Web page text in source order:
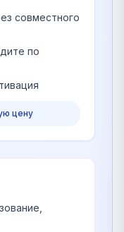
совместного
по
цену